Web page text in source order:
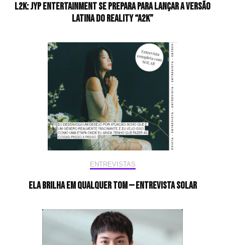
L2K: JYP Entertainment se prepara para lançar a versão
latina do reality “A2K”
ENTREVISTAS
Ela brilha em qualquer tom — Entrevista Solar